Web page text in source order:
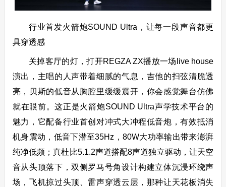
行业首发火箭炮SOUND Ultra，让每一段声音都更
具穿透感
关掉客厅的灯，打开REGZA ZX播放一场live house
演出，主唱的人声带着细腻的气息，吉他的扫弦清脆透
亮，贝斯的低音从胸腔里缓缓震开，你会感觉舞台仿佛
就在眼前。这正是火箭炮SOUND Ultra声学技术平台的
魅力，它配备行业首创对冲式大冲程低音炮，有效抵消
机身震动，低音下潜至35Hz，80W大功率输出带来澎湃
纯净低频；真杜比5.1.2声道搭配8声道独立驱动，让天空
音从头顶落下，双侧罗马号角设计构建立体沉浸环绕声
场，飞机掠过头顶、雷声穿透云层，那种让天花板消失